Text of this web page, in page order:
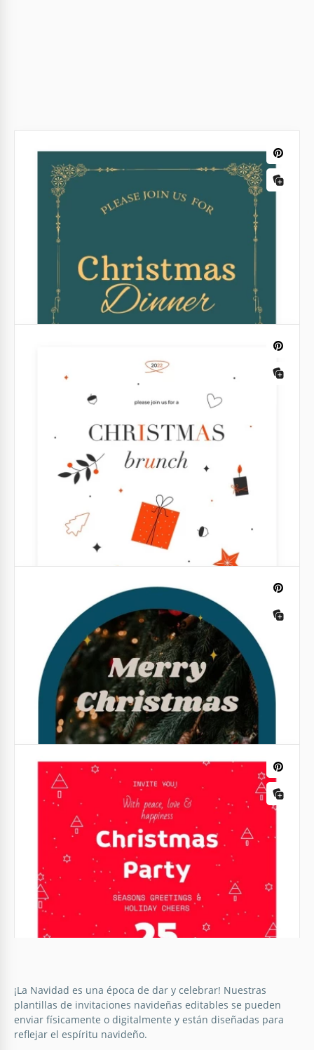
Invitación a la cena de Navidad
¿Quieres invitar a tus amigos y familiares a una
cena de Navidad? Hazlo de una manera agradable.
Google Docs
Invitación genial para el Brunch de
Navidad
Si quieres preparar un regalo para los clientes de tu
tienda o tus amigos y familiares, ¡te sugerimos
utilizar la plantilla de Invitación para un Desayuno
de Navidad Genial!
Google Docs
Invitación de Navidad contemporánea
¡La Navidad es una época de dar y celebrar! Nuestras
plantillas de invitaciones navideñas editables se pueden
enviar físicamente o digitalmente y están diseñadas para
reflejar el espíritu navideño.